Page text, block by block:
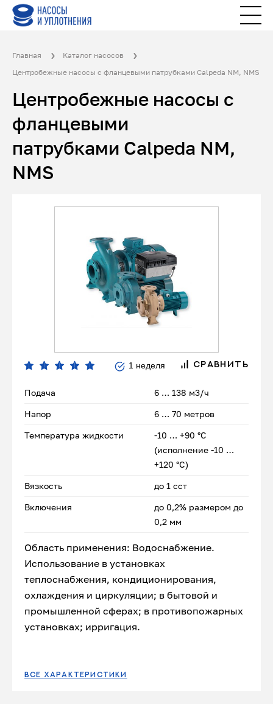
Главная
Каталог насосов
Центробежные насосы с фланцевыми патрубками Calpeda NM, NMS
Центробежные насосы с
фланцевыми
патрубками Calpeda NM,
NMS
1 неделя СРАВНИТЬ
Подача 6 … 138 м3/ч
Напор 6 … 70 метров
Температура жидкости
-10 … +90 °C
(исполнение -10 …
+120 °C)
Вязкость до 1 сст
Включения
до 0,2% размером до
0,2 мм
Область применения: Водоснабжение.
Использование в установках
теплоснабжения, кондиционирования,
охлаждения и циркуляции; в бытовой и
промышленной сферах; в противопожарных
установках; ирригация.
ВСЕ ХАРАКТЕРИСТИКИ